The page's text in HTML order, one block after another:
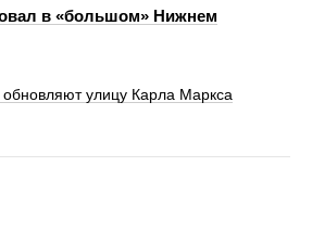
в «большом» Нижнем
улицу Карла Маркса